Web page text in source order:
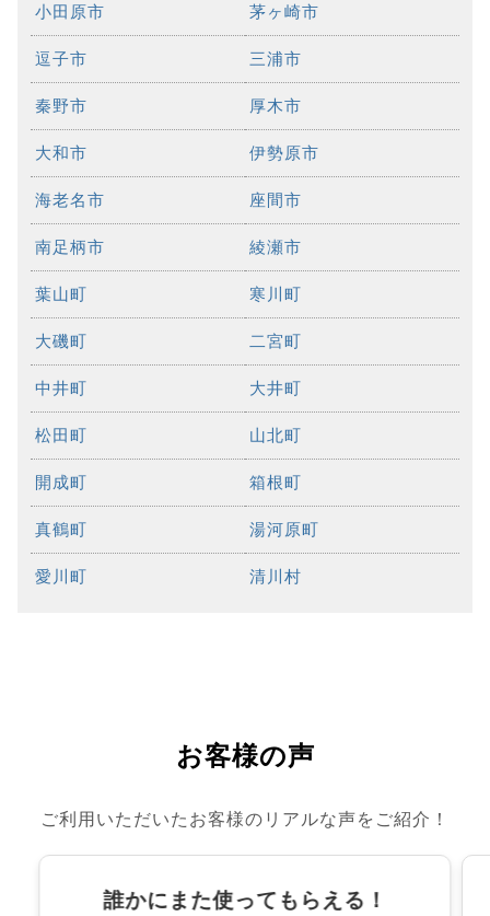
小田原市 茅ヶ崎市
逗子市 三浦市
秦野市 厚木市
大和市 伊勢原市
海老名市 座間市
南足柄市 綾瀬市
葉山町 寒川町
大磯町 二宮町
中井町 大井町
松田町 山北町
開成町 箱根町
真鶴町 湯河原町
愛川町 清川村
お客様の声
ご利用いただいたお客様のリアルな声をご紹介！
誰かにまた使ってもらえる！